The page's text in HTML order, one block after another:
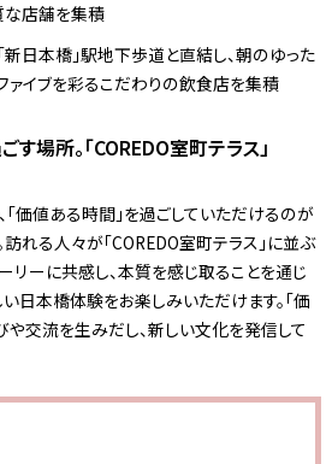
な店舗を集積
新日本橋」駅地下歩道と直結し、朝のゆった
ァイブを彩るこだわりの飲食店を集積
す場所。「COREDO室町テラス」
価値ある時間」を過ごしていただけるのが
訪れる人々が「COREDO室町テラス」に並ぶ
リーに共感し、本質を感じ取ることを通じ
い日本橋体験をお楽しみいただけます。「価
交流を生みだし、新しい文化を発信して